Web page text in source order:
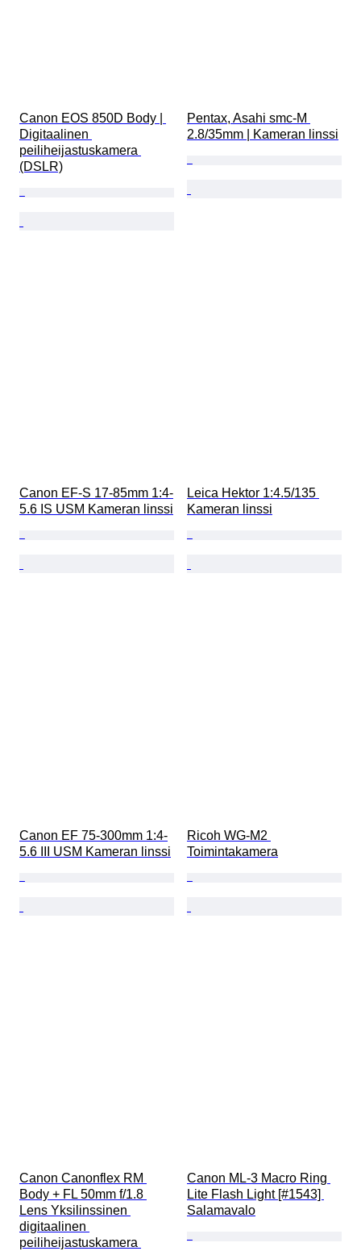
Canon EOS 850D Body |
Digitaalinen
peiliheijastuskamera
(DSLR)
Pentax, Asahi smc-M
2.8/35mm | Kameran linssi
Canon EF-S 17-85mm 1:4-
5.6 IS USM Kameran linssi
Leica Hektor 1:4.5/135
Kameran linssi
Canon EF 75-300mm 1:4-
5.6 III USM Kameran linssi
Ricoh WG-M2
Toimintakamera
Canon Canonflex RM
Body + FL 50mm f/1.8
Lens Yksilinssinen
digitaalinen
peiliheijastuskamera
Canon ML-3 Macro Ring
Lite Flash Light [#1543]
Salamavalo